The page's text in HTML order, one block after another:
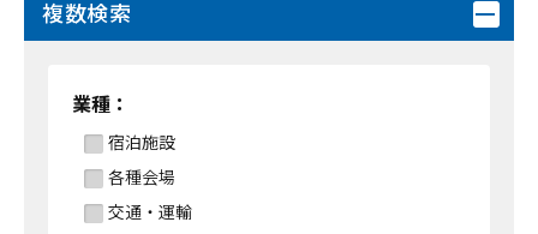
複数検索
業種：
宿泊施設
各種会場
交通・運輸